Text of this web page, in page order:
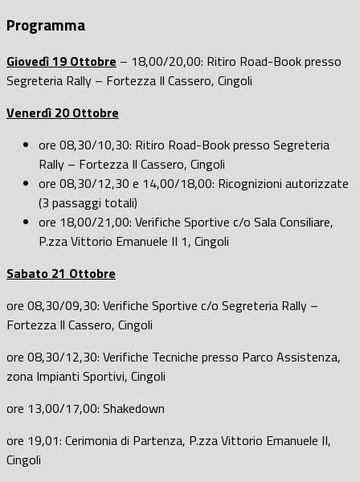
Programma
Giovedì 19 Ottobre – 18,00/20,00: Ritiro Road-Book presso
Segreteria Rally – Fortezza Il Cassero, Cingoli
Venerdì 20 Ottobre
ore 08,30/10,30: Ritiro Road-Book presso Segreteria
Rally – Fortezza Il Cassero, Cingoli
ore 08,30/12,30 e 14,00/18,00: Ricognizioni autorizzate
(3 passaggi totali)
ore 18,00/21,00: Verifiche Sportive c/o Sala Consiliare,
P.zza Vittorio Emanuele II 1, Cingoli
Sabato 21 Ottobre
ore 08,30/09,30: Verifiche Sportive c/o Segreteria Rally –
Fortezza Il Cassero, Cingoli
ore 08,30/12,30: Verifiche Tecniche presso Parco Assistenza,
zona Impianti Sportivi, Cingoli
ore 13,00/17,00: Shakedown
ore 19,01: Cerimonia di Partenza, P.zza Vittorio Emanuele II,
Cingoli